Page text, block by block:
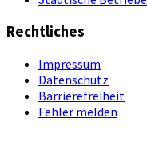
Rechtliches
Impressum
Datenschutz
Barrierefreiheit
Fehler melden